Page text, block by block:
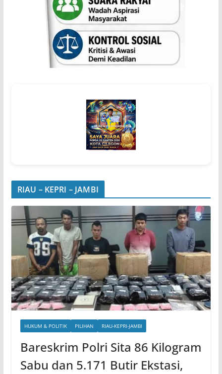
RIAU – KEPRI – JAMBI
HUKUM & POLITIK PILIHAN RIAU-KEPRI-JAMBI
Bareskrim Polri Sita 86 Kilogram
Sabu dan 5.171 Butir Ekstasi,